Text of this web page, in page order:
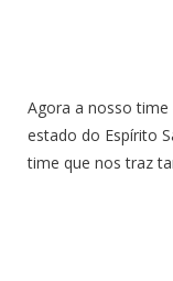
Agora a nosso
estado do Espírito
time que nos traz